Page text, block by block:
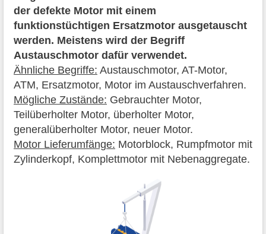
der defekte Motor mit einem
funktionstüchtigen Ersatzmotor ausgetauscht
werden. Meistens wird der Begriff
Austauschmotor dafür verwendet.
Ähnliche Begriffe: Austauschmotor, AT-Motor,
ATM, Ersatzmotor, Motor im Austauschverfahren.
Mögliche Zustände: Gebrauchter Motor,
Teilüberholter Motor, überholter Motor,
generalüberholter Motor, neuer Motor.
Motor Lieferumfänge: Motorblock, Rumpfmotor mit
Zylinderkopf, Komplettmotor mit Nebenaggregate.